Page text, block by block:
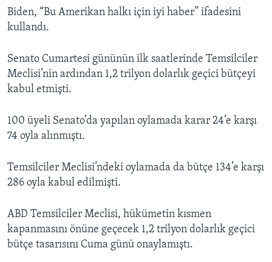
Biden, “Bu Amerikan halkı için iyi haber” ifadesini
kullandı.
Senato Cumartesi gününün ilk saatlerinde Temsilciler
Meclisi’nin ardından 1,2 trilyon dolarlık geçici bütçeyi
kabul etmişti.
100 üyeli Senato’da yapılan oylamada karar 24’e karşı
74 oyla alınmıştı.
Temsilciler Meclisi’ndeki oylamada da bütçe 134’e karşı
286 oyla kabul edilmişti.
ABD Temsilciler Meclisi, hükümetin kısmen
kapanmasını önüne geçecek 1,2 trilyon dolarlık geçici
bütçe tasarısını Cuma günü onaylamıştı.